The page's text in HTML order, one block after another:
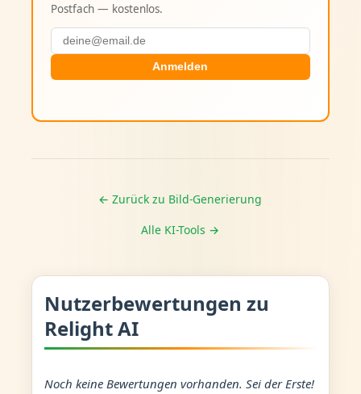
Postfach — kostenlos.
Anmelden
← Zurück zu Bild-Generierung
Alle KI-Tools →
Nutzerbewertungen zu
Relight AI
Noch keine Bewertungen vorhanden. Sei der Erste!